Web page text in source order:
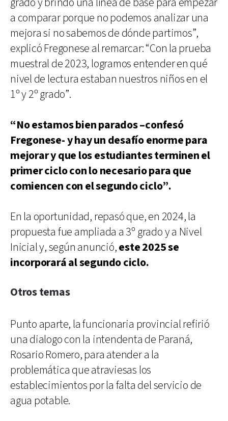
a comparar porque no podemos analizar una
mejora si no sabemos de dónde partimos”,
explicó Fregonese al remarcar: “Con la prueba
muestral de 2023, logramos entender en qué
nivel de lectura estaban nuestros niños en el
1º y 2º grado”.
“No estamos bien parados –confesó
Fregonese- y hay un desafío enorme para
mejorar y que los estudiantes terminen el
primer ciclo con lo necesario para que
comiencen con el segundo ciclo”.
En la oportunidad, repasó que, en 2024, la
propuesta fue ampliada a 3º grado y a Nivel
Inicial y, según anunció,este 2025 se
incorporará al segundo ciclo.
Otros temas
Punto aparte, la funcionaria provincial refirió
una dialogo con la intendenta de Paraná,
Rosario Romero, para atender a la
problemática que atraviesas los
establecimientos por la falta del servicio de
agua potable.